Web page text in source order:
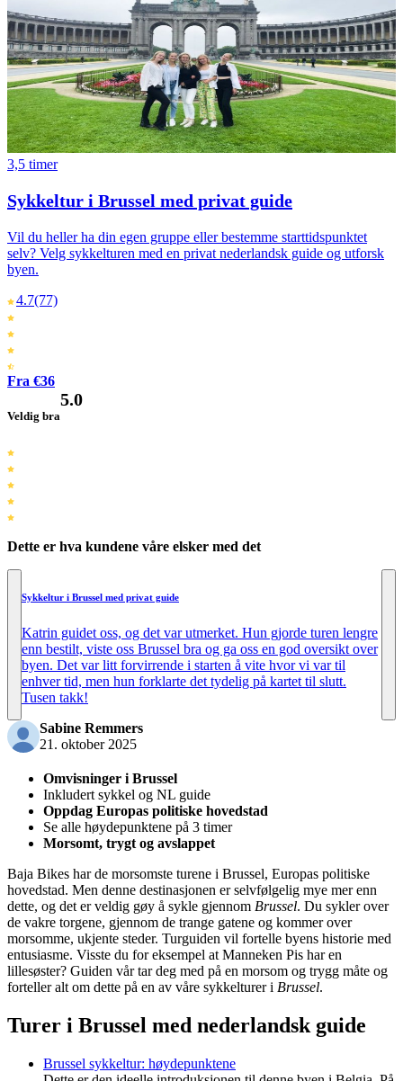
3,5 timer
Sykkeltur i Brussel med privat guide
Vil du heller ha din egen gruppe eller bestemme starttidspunktet
selv? Velg sykkelturen med en privat nederlandsk guide og utforsk
byen.
4.7(77)
Fra €36
Veldig bra
5.0
Dette er hva kundene våre elsker med det
Sykkeltur i Brussel med privat guide
Katrin guidet oss, og det var utmerket. Hun gjorde turen lengre
enn bestilt, viste oss Brussel bra og ga oss en god oversikt over
byen. Det var litt forvirrende i starten å vite hvor vi var til
enhver tid, men hun forklarte det tydelig på kartet til slutt.
Tusen takk!
Sabine Remmers
21. oktober 2025
Omvisninger i Brussel
Inkludert sykkel og NL guide
Oppdag Europas politiske hovedstad
Se alle høydepunktene på 3 timer
Morsomt, trygt og avslappet
Baja Bikes har de morsomste turene i Brussel, Europas politiske
hovedstad. Men denne destinasjonen er selvfølgelig mye mer enn
dette, og det er veldig gøy å sykle gjennom Brussel. Du sykler over
de vakre torgene, gjennom de trange gatene og kommer over
morsomme, ukjente steder. Turguiden vil fortelle byens historie med
entusiasme. Visste du for eksempel at Manneken Pis har en
lillesøster? Guiden vår tar deg med på en morsom og trygg måte og
forteller alt om dette på en av våre sykkelturer i Brussel.
Turer i Brussel med nederlandsk guide
Brussel sykkeltur: høydepunktene